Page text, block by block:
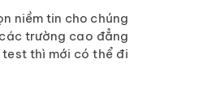
niềm tin cho chúng
trường cao đẳng
test thì mới có thể đi